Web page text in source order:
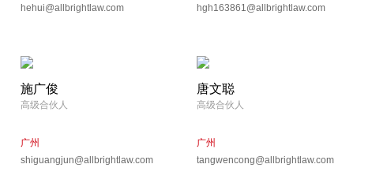
hehui@allbrightlaw.com
hgh163861@allbrightlaw.com
施广俊
高级合伙人
广州
shiguangjun@allbrightlaw.com
唐文聪
高级合伙人
广州
tangwencong@allbrightlaw.com